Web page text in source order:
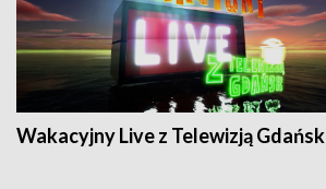
Wakacyjny Live z Telewizją Gdańsk